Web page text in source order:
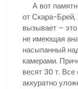
А вот
от Скара-Брей,
вызывает –
не имеющая
насыпанный
камерами.
весят 30 т.
аккуратно